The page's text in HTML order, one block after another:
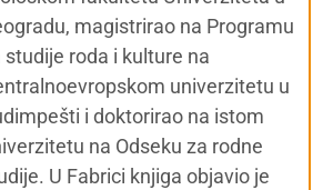
magistrirao na Programu
studije roda i kulture na
univerzitetu u
i doktorirao na istom
na Odseku za rodne
U Fabrici knjiga objavio je